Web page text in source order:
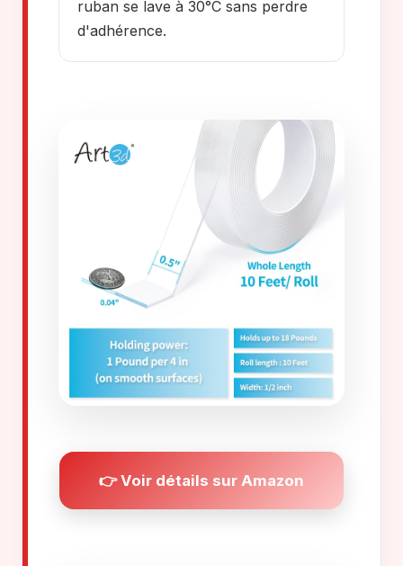
ruban se lave à 30°C sans perdre
d'adhérence.
👉 Voir détails sur Amazon